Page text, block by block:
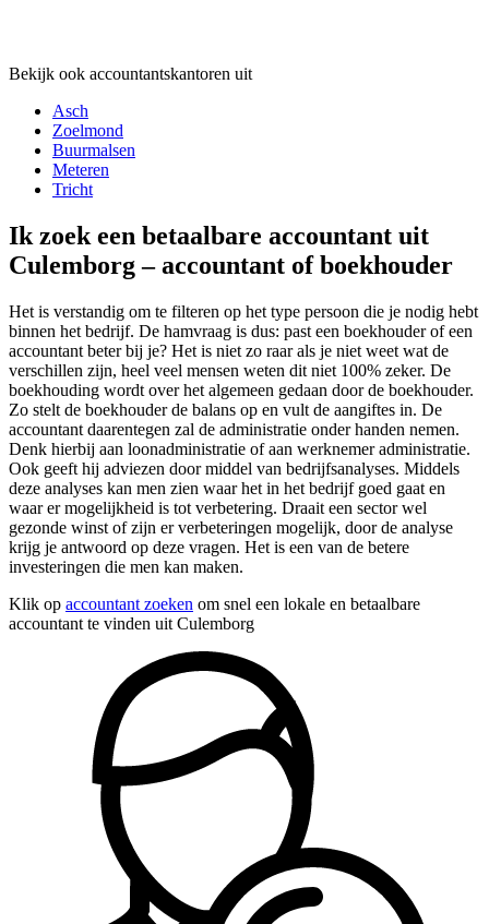
Bekijk ook accountantskantoren uit
Asch
Zoelmond
Buurmalsen
Meteren
Tricht
Ik zoek een betaalbare accountant uit
Culemborg – accountant of boekhouder
Het is verstandig om te filteren op het type persoon die je nodig hebt
binnen het bedrijf. De hamvraag is dus: past een boekhouder of een
accountant beter bij je? Het is niet zo raar als je niet weet wat de
verschillen zijn, heel veel mensen weten dit niet 100% zeker. De
boekhouding wordt over het algemeen gedaan door de boekhouder.
Zo stelt de boekhouder de balans op en vult de aangiftes in. De
accountant daarentegen zal de administratie onder handen nemen.
Denk hierbij aan loonadministratie of aan werknemer administratie.
Ook geeft hij adviezen door middel van bedrijfsanalyses. Middels
deze analyses kan men zien waar het in het bedrijf goed gaat en
waar er mogelijkheid is tot verbetering. Draait een sector wel
gezonde winst of zijn er verbeteringen mogelijk, door de analyse
krijg je antwoord op deze vragen. Het is een van de betere
investeringen die men kan maken.
Klik op accountant zoeken om snel een lokale en betaalbare
accountant te vinden uit Culemborg